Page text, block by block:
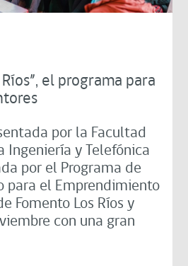
el programa para
por la Facultad
Ingeniería y Telefónica
por el Programa de
para el Emprendimiento
Fomento Los Ríos y
con una gran